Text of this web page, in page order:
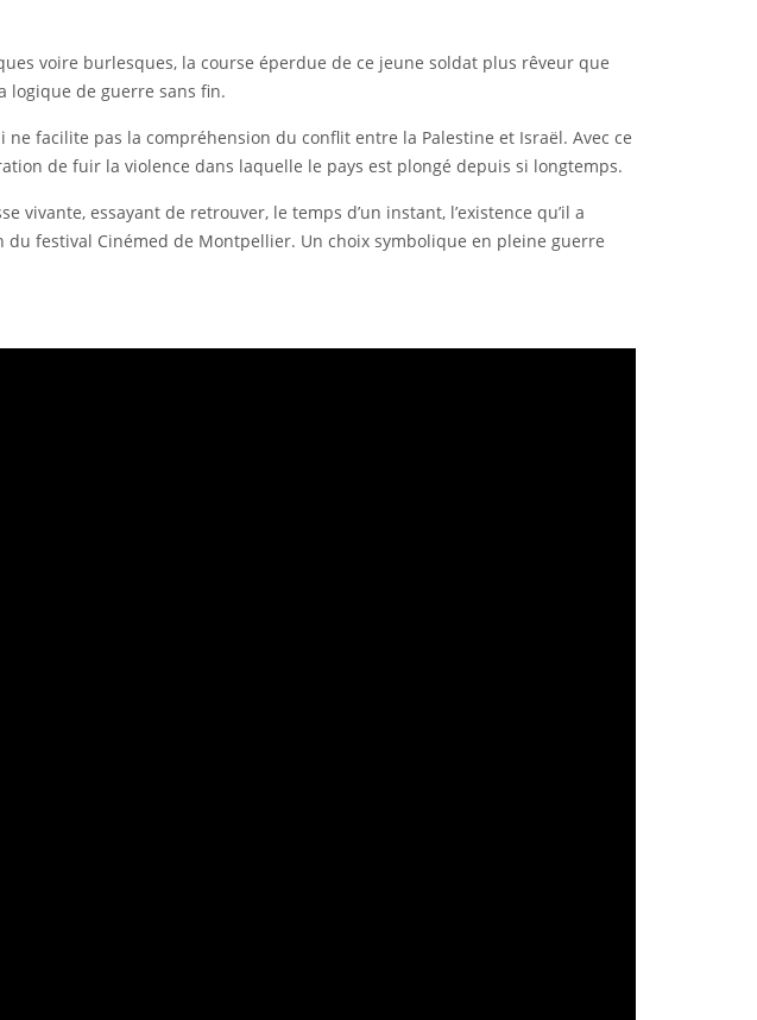
voire burlesques, la course éperdue de ce jeune soldat plus rêveur que
logique de guerre sans fin.
facilite pas la compréhension du conflit entre la Palestine et Israël. Avec ce
de fuir la violence dans laquelle le pays est plongé depuis si longtemps.
essayant de retrouver, le temps d’un instant, l’existence qu’il a
festival Cinémed de Montpellier. Un choix symbolique en pleine guerre